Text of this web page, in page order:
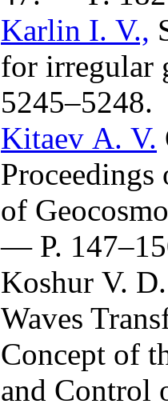
Karlin I. V.,
for irregular
5245–5248.
Kitaev A. V.
of
— P. 1
Koshur V. D.
Waves
Concept of
and Control